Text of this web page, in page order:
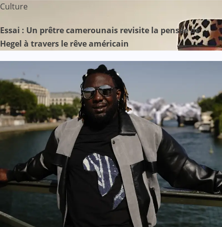
Culture
Essai : Un prêtre camerounais revisite la pensée de
Hegel à travers le rêve américain